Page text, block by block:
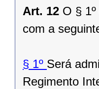
Art. 12 O §
com a
§ 1º Será
Regimento